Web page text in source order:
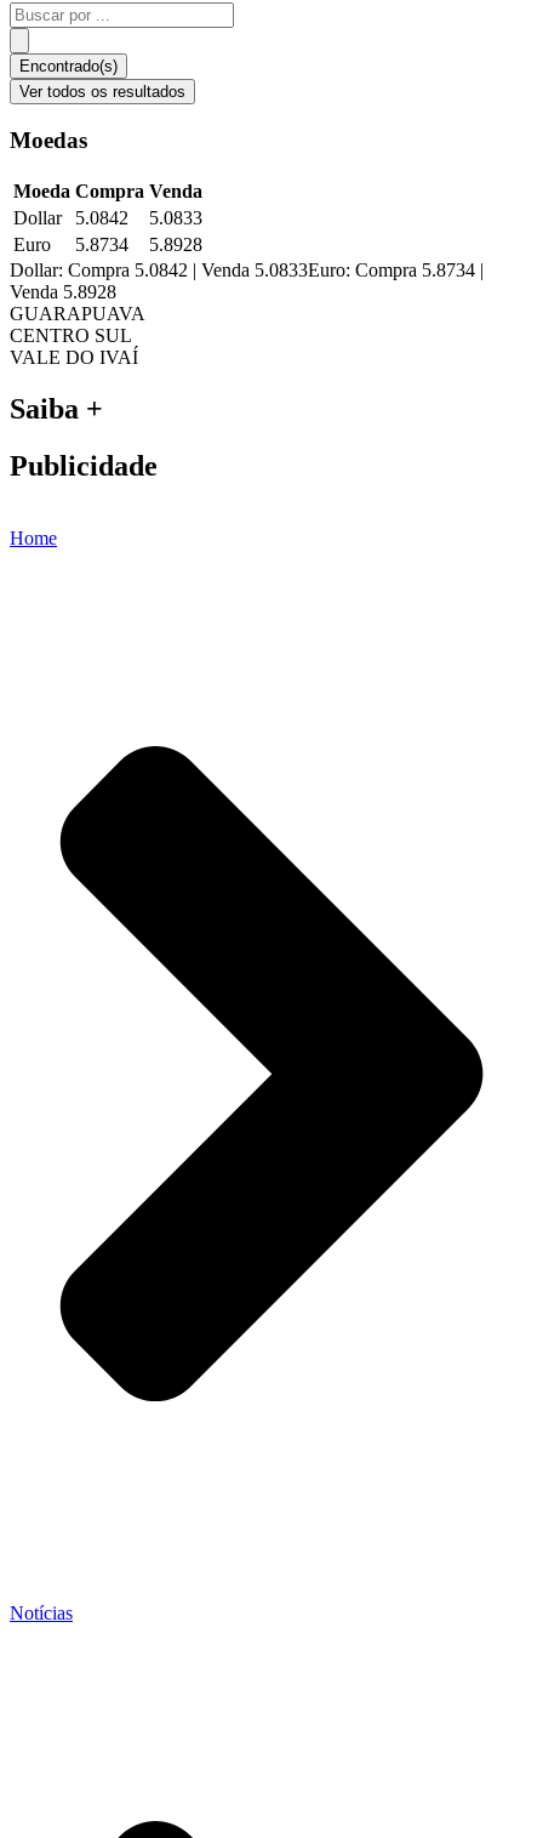
Pesquisar
...
Encontrado(s)
Ver todos os resultados
Moedas
Moeda Compra Venda
Dollar
5.0842
5.0833
Euro
5.8734
5.8928
Dollar: Compra 5.0842 | Venda 5.0833Euro: Compra 5.8734 |
Venda 5.8928
GUARAPUAVA
CENTRO SUL
VALE DO IVAÍ
Saiba +
Publicidade
Home
Notícias